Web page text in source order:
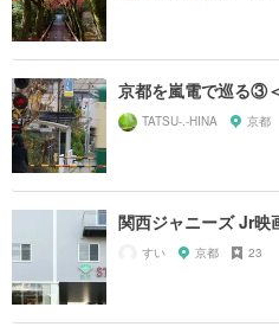
京都を嵐電で巡る③
TATSU-.-HINA 京都
関西ジャニーズ Jr映
すい 京都 23